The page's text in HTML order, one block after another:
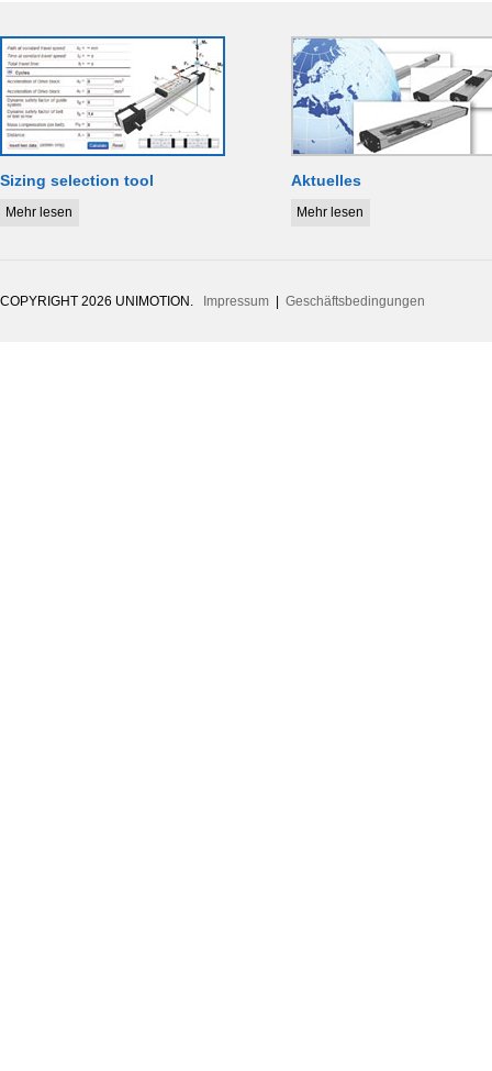
Sizing selection tool
Mehr lesen
Aktuelles
Mehr lesen
COPYRIGHT 2026 UNIMOTION. Impressum Geschäftsbedingungen